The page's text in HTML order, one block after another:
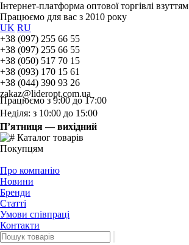
Інтернет-платформа оптової торгівлі взуттям
Працюємо для вас з 2010 року
UK RU
+38 (097) 255 66 55
+38 (097) 255 66 55
+38 (050) 517 70 15
+38 (093) 170 15 61
+38 (044) 390 93 26
zakaz@lideropt.com.ua
Працюємо з 9:00 до 17:00
Неділя: з 10:00 до 15:00
П’ятниця — вихідний
Каталог товарів
Покупцям
Про компанію
Новини
Бренди
Статті
Умови співпраці
Контакти